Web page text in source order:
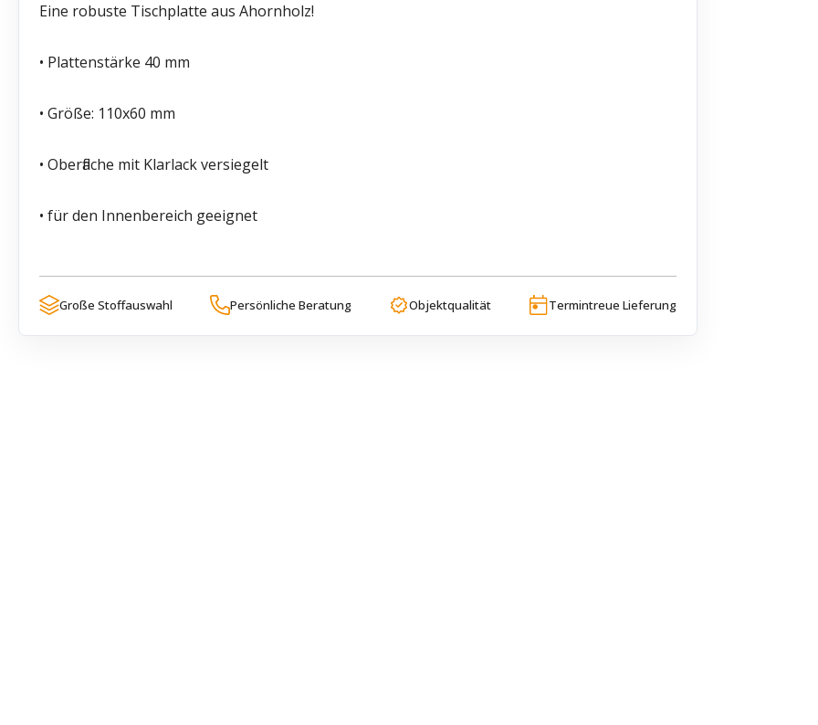
Eine robuste Tischplatte aus Ahornholz!
• Plattenstärke 40 mm
• Größe: 110x60 mm
• Oberfläche mit Klarlack versiegelt
• für den Innenbereich geeignet
Große Stoffauswahl Persönliche Beratung Objektqualität Termintreue Lieferung